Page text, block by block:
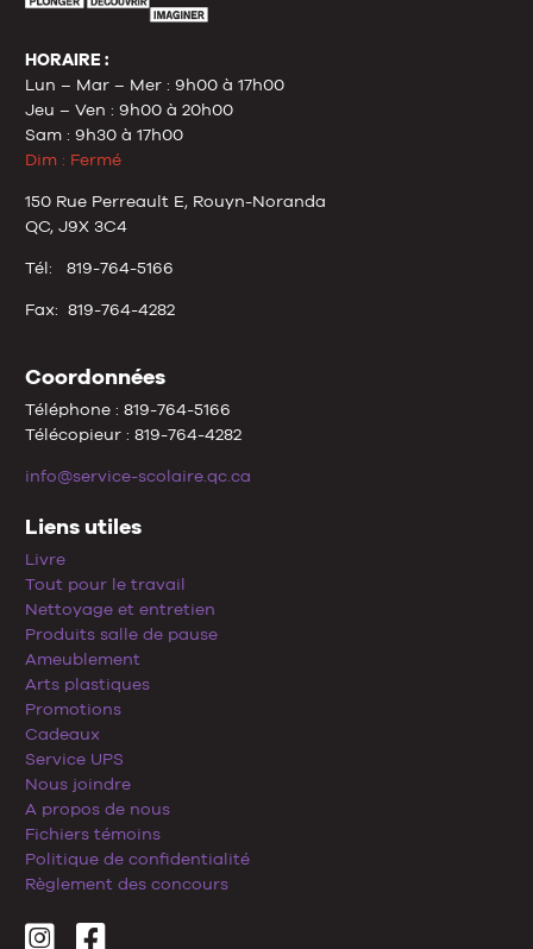
HORAIRE :
Lun – Mar – Mer : 9h00 à 17h00
Jeu – Ven : 9h00 à 20h00
Sam : 9h30 à 17h00
Dim : Fermé
150 Rue Perreault E, Rouyn-Noranda
QC, J9X 3C4
Tél: 819-764-5166
Fax: 819-764-4282
Coordonnées
Téléphone : 819-764-5166
Télécopieur : 819-764-4282
info@service-scolaire.qc.ca
Liens utiles
Livre
Tout pour le travail
Nettoyage et entretien
Produits salle de pause
Ameublement
Arts plastiques
Promotions
Cadeaux
Service UPS
Nous joindre
A propos de nous
Fichiers témoins
Politique de confidentialité
Règlement des concours